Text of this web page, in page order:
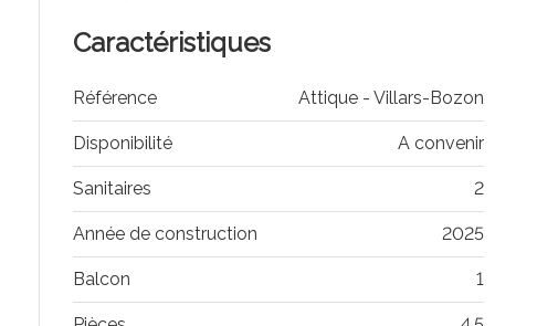
Caractéristiques
Référence Attique - Villars-Bozon
Disponibilité A convenir
Sanitaires 2
Année de construction 2025
Balcon 1